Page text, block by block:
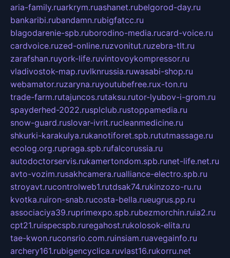
aria-family.ruarkrym.ruashanet.rubelgorod-day.ru
bankaribi.rubandamn.rubigfatcc.ru
blagodarenie-spb.ruborodino-media.rucard-voice.ru
cardvoice.ruzed-online.ruzvonitut.ruzebra-tlt.ru
zarafshan.ruyork-life.ruvintovoykompressor.ru
vladivostok-map.ruvlknrussia.ruwasabi-shop.ru
webamator.ruzaryna.ruyoutubefree.rux-ton.ru
trade-farm.rutajuncos.rutaksu.rutor-lyubov-i-grom.ru
spayderhed-2022.rusplclub.rustoppamedia.ru
snow-guard.ruslovar-ivrit.rucleanmedicine.ru
shkurki-karakulya.rukanotiforet.spb.rututmassage.ru
ecolog.org.rupraga.spb.rufalcorussia.ru
autodoctorservis.rukamertondom.spb.runet-life.net.ru
avto-vozim.rusakhcamera.rualliance-electro.spb.ru
stroyavt.rucontrolweb1.rutdsak74.rukinzozo-ru.ru
kvotka.ruiron-snab.rucosta-bella.rueugrus.pp.ru
associaciya39.ruprimexpo.spb.rubezmorchin.ruia2.ru
cpt21.ruispecspb.ruregahost.rukolosok-elita.ru
tae-kwon.ruconsrio.com.ruinsiam.ruavegainfo.ru
archery161.rubigencyclica.ruvlast16.rukorru.net